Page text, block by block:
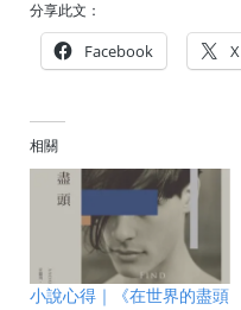
分享此文：
Facebook X
相關
小說心得｜《在世界的盡頭